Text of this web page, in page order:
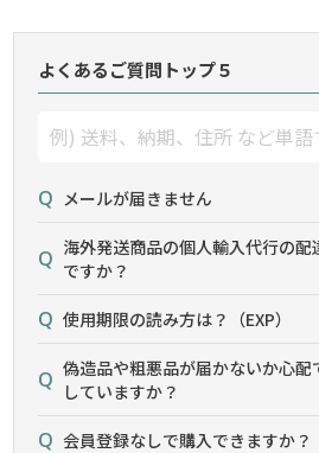
よくあるご質問トップ５
メールが届きません
海外発送商品の個人輸入代行の配
ですか？
使用期限の読み方は？（EXP）
偽造品や粗悪品が届かないか心配
していますか？
会員登録なしで購入できますか？